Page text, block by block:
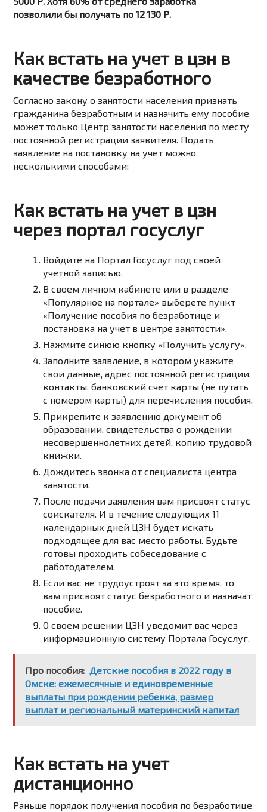
позволили бы получать по 12 130 Р.
Как встать на учет в цзн в
качестве безработного
Согласно закону о занятости населения признать
гражданина безработным и назначить ему пособие
может только Центр занятости населения по месту
постоянной регистрации заявителя. Подать
заявление на постановку на учет можно
несколькими способами:
Как встать на учет в цзн
через портал госуслуг
Войдите на Портал Госуслуг под своей
учетной записью.
В своем личном кабинете или в разделе
«Популярное на портале» выберете пункт
«Получение пособия по безработице и
постановка на учет в центре занятости».
Нажмите синюю кнопку «Получить услугу».
Заполните заявление, в котором укажите
свои данные, адрес постоянной регистрации,
контакты, банковский счет карты (не путать
с номером карты) для перечисления пособия.
Прикрепите к заявлению документ об
образовании, свидетельства о рождении
несовершеннолетних детей, копию трудовой
книжки.
Дождитесь звонка от специалиста центра
занятости.
После подачи заявления вам присвоят статус
соискателя. И в течение следующих 11
календарных дней ЦЗН будет искать
подходящее для вас место работы. Будьте
готовы проходить собеседование с
работодателем.
Если вас не трудоустроят за это время, то
вам присвоят статус безработного и назначат
пособие.
О своем решении ЦЗН уведомит вас через
информационную систему Портала Госуслуг.
Про пособия: Детские пособия в 2022 году в
Омске: ежемесячные и единовременные
выплаты при рождении ребенка, размер
выплат и региональный материнский капитал
Как встать на учет
дистанционно
Раньше порядок получения пособия по безработице